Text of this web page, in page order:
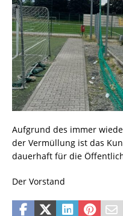
Aufgrund des immer
der Vermüllung ist das
dauerhaft für die
Der Vorstand